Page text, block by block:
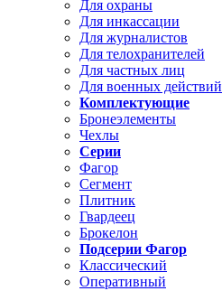
Для охраны
Для инкассации
Для журналистов
Для телохранителей
Для частных лиц
Для военных действий
Комплектующие
Бронеэлементы
Чехлы
Серии
Фагор
Сегмент
Плитник
Гвардеец
Брокелон
Подсерии Фагор
Классический
Оперативный